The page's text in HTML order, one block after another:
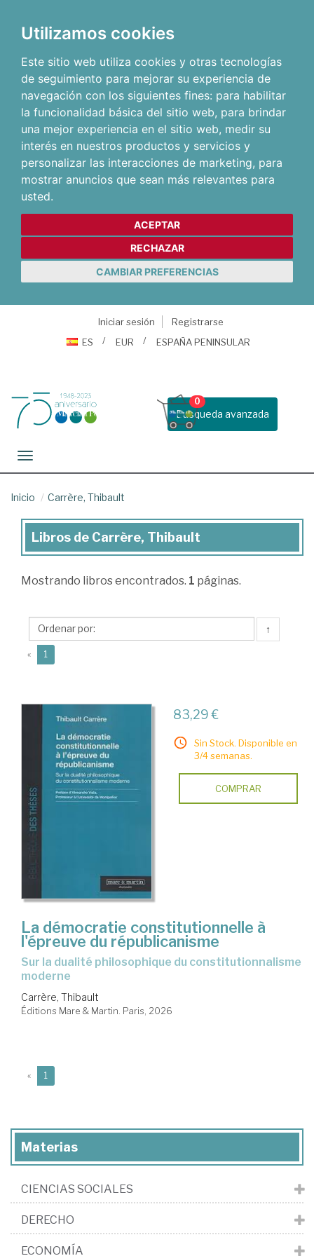
Utilizamos cookies
Este sitio web utiliza cookies y otras tecnologías
de seguimiento para mejorar su experiencia de
navegación con los siguientes fines: para habilitar
la funcionalidad básica del sitio web, para brindar
una mejor experiencia en el sitio web, medir su
interés en nuestros productos y servicios y
personalizar las interacciones de marketing, para
mostrar anuncios que sean más relevantes para
usted.
ACEPTAR
RECHAZAR
CAMBIAR PREFERENCIAS
Iniciar sesión
Registrarse
ES
EUR ESPAÑA PENINSULAR
Busqueda avanzada
0
Toggle navigation
Inicio Carrère, Thibault
Libros
Carrère,
Libros de Carrère, Thibault
Mostrando libros encontrados. 1 páginas.
↑
« 1
83,29 €
Sin Stock. Disponible en
3/4 semanas.
COMPRAR
La démocratie constitutionnelle à
l'épreuve du républicanisme
Sur la dualité philosophique du constitutionnalisme
moderne
Carrère, Thibault
Éditions Mare & Martin. Paris, 2026
« 1
Materias
CIENCIAS SOCIALES
DERECHO
ECONOMÍA